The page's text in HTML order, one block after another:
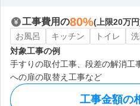
工事費用の80%(上限20万
お風呂
キッチン トイレ
対象工事の例
手すりの取付工事、段差の解消工
への扉の取替え工事など
工事金額の